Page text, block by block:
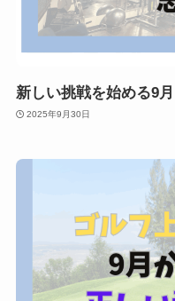
新しい挑戦を始める9
2025年9月30日